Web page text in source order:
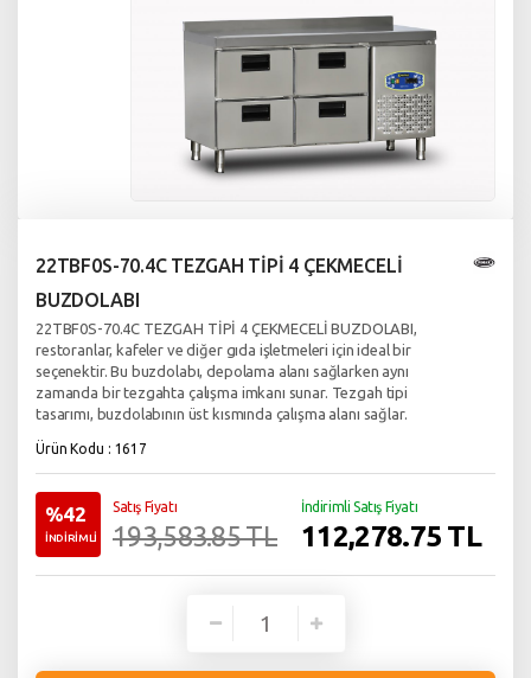
22TBF0S-70.4C TEZGAH TİPİ 4 ÇEKMECELİ
BUZDOLABI
22TBF0S-70.4C TEZGAH TİPİ 4 ÇEKMECELİ BUZDOLABI,
restoranlar, kafeler ve diğer gıda işletmeleri için ideal bir
seçenektir. Bu buzdolabı, depolama alanı sağlarken aynı
zamanda bir tezgahta çalışma imkanı sunar. Tezgah tipi
tasarımı, buzdolabının üst kısmında çalışma alanı sağlar.
Ürün Kodu : 1617
%42
İNDİRİMLİ
Satış Fiyatı
193,583.85 TL
İndirimli Satış Fiyatı
112,278.75 TL